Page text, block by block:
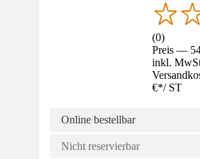
(0)
Preis —
inkl.
€*/ ST
Online bestellbar
Nicht reservierbar